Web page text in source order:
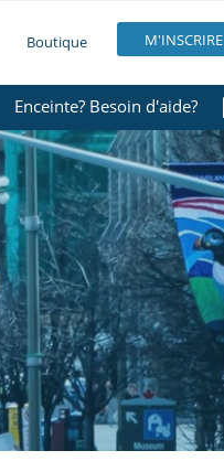
M'INSCRIRE
Boutique
Enceinte? Besoin d'aide?